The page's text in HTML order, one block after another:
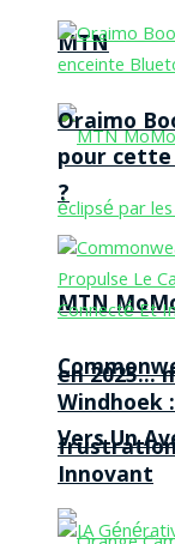
MTN
MTN
en 2025…
Oraimo
pour
?
Windhoek
Vers Un
Innovant